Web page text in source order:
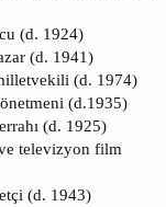
(d. 1924)
(d. 1941)
(d. 1974)
(d.1935)
(d. 1925)
televizyon film
(d. 1943)